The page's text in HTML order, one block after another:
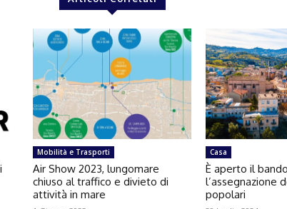
Mobilità e Trasporti
Air Show 2023, lungomare
chiuso al traffico e divieto di
attività in mare
Casa
È aperto il
l’assegnazione
popolari